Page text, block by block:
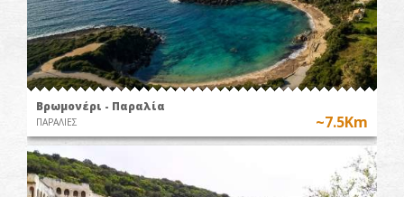
Βρωμονέρι - Παραλία
ΠΑΡΑΛΙΕΣ ~7.5Km